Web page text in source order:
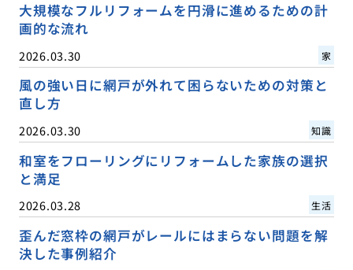
大規模なフルリフォームを円滑に進めるための計
画的な流れ
2026.03.30 家
風の強い日に網戸が外れて困らないための対策と
直し方
2026.03.30 知識
和室をフローリングにリフォームした家族の選択
と満足
2026.03.28 生活
歪んだ窓枠の網戸がレールにはまらない問題を解
決した事例紹介